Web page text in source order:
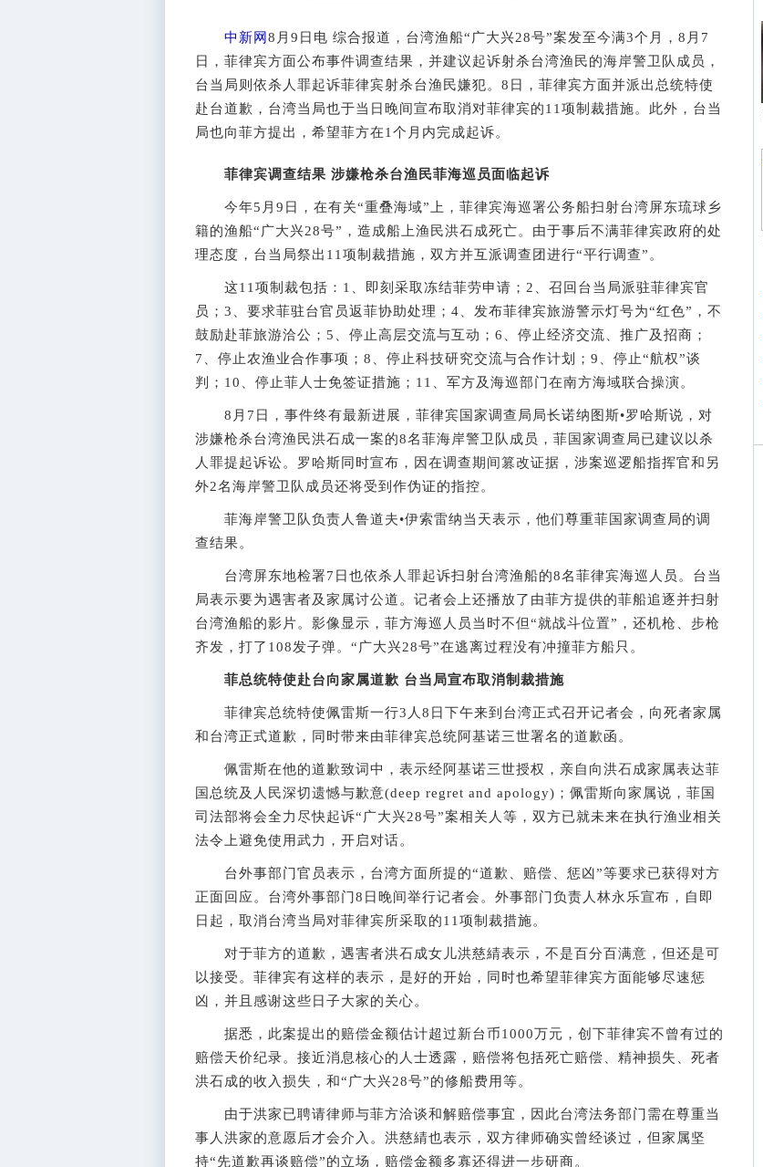
中新网 8月9日电 综合报道，台湾渔船“广大兴28号”案发至今满3个月，8月7
日，菲律宾方面公布事件调查结果，并建议起诉射杀台湾渔民的海岸警卫队成员，
台当局则依杀人罪起诉菲律宾射杀台渔民嫌犯。8日，菲律宾方面并派出总统特使
赴台道歉，台湾当局也于当日晚间宣布取消对菲律宾的11项制裁措施。此外，台当
局也向菲方提出，希望菲方在1个月内完成起诉。
菲律宾调查结果 涉嫌枪杀台渔民菲海巡员面临起诉
今年5月9日，在有关“重叠海域”上，菲律宾海巡署公务船扫射台湾屏东琉球乡
籍的渔船“广大兴28号”，造成船上渔民洪石成死亡。由于事后不满菲律宾政府的处
理态度，台当局祭出11项制裁措施，双方并互派调查团进行“平行调查”。
这11项制裁包括：1、即刻采取冻结菲劳申请；2、召回台当局派驻菲律宾官
员；3、要求菲驻台官员返菲协助处理；4、发布菲律宾旅游警示灯号为“红色”，不
鼓励赴菲旅游洽公；5、停止高层交流与互动；6、停止经济交流、推广及招商；
7、停止农渔业合作事项；8、停止科技研究交流与合作计划；9、停止“航权”谈
判；10、停止菲人士免签证措施；11、军方及海巡部门在南方海域联合操演。
8月7日，事件终有最新进展，菲律宾国家调查局局长诺纳图斯•罗哈斯说，对
涉嫌枪杀台湾渔民洪石成一案的8名菲海岸警卫队成员，菲国家调查局已建议以杀
人罪提起诉讼。罗哈斯同时宣布，因在调查期间篡改证据，涉案巡逻船指挥官和另
外2名海岸警卫队成员还将受到作伪证的指控。
菲海岸警卫队负责人鲁道夫•伊索雷纳当天表示，他们尊重菲国家调查局的调
查结果。
台湾屏东地检署7日也依杀人罪起诉扫射台湾渔船的8名菲律宾海巡人员。台当
局表示要为遇害者及家属讨公道。记者会上还播放了由菲方提供的菲船追逐并扫射
台湾渔船的影片。影像显示，菲方海巡人员当时不但“就战斗位置”，还机枪、步枪
齐发，打了108发子弹。“广大兴28号”在逃离过程没有冲撞菲方船只。
菲总统特使赴台向家属道歉 台当局宣布取消制裁措施
菲律宾总统特使佩雷斯一行3人8日下午来到台湾正式召开记者会，向死者家属
和台湾正式道歉，同时带来由菲律宾总统阿基诺三世署名的道歉函。
佩雷斯在他的道歉致词中，表示经阿基诺三世授权，亲自向洪石成家属表达菲
国总统及人民深切遗憾与歉意(deep regret and apology)；佩雷斯向家属说，菲国
司法部将会全力尽快起诉“广大兴28号”案相关人等，双方已就未来在执行渔业相关
法令上避免使用武力，开启对话。
台外事部门官员表示，台湾方面所提的“道歉、赔偿、惩凶”等要求已获得对方
正面回应。台湾外事部门8日晚间举行记者会。外事部门负责人林永乐宣布，自即
日起，取消台湾当局对菲律宾所采取的11项制裁措施。
对于菲方的道歉，遇害者洪石成女儿洪慈綪表示，不是百分百满意，但还是可
以接受。菲律宾有这样的表示，是好的开始，同时也希望菲律宾方面能够尽速惩
凶，并且感谢这些日子大家的关心。
据悉，此案提出的赔偿金额估计超过新台币1000万元，创下菲律宾不曾有过的
赔偿天价纪录。接近消息核心的人士透露，赔偿将包括死亡赔偿、精神损失、死者
洪石成的收入损失，和“广大兴28号”的修船费用等。
由于洪家已聘请律师与菲方洽谈和解赔偿事宜，因此台湾法务部门需在尊重当
事人洪家的意愿后才会介入。洪慈綪也表示，双方律师确实曾经谈过，但家属坚
持“先道歉再谈赔偿”的立场，赔偿金额多寡还得进一步研商。